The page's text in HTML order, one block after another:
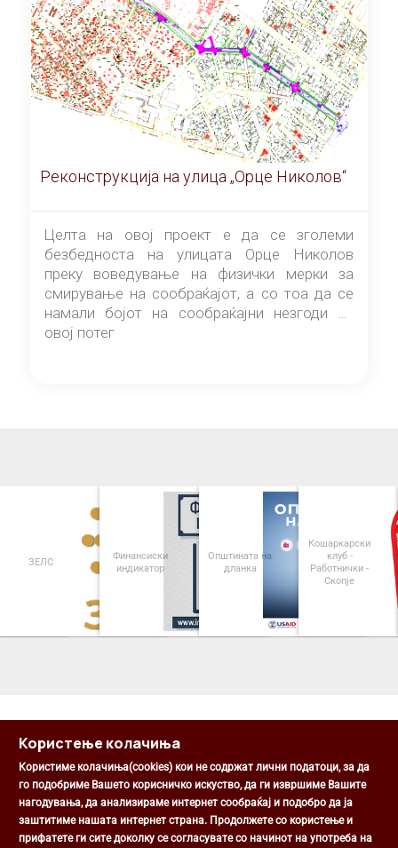
Реконструкција на улица „Орце Николов“
Целта на овој проект е да се зголеми
безбедноста на улицата Орце Николов
преку воведување на физички мерки за
смирување на сообраќајот, а со тоа да се
намали бојот на сообраќајни незгоди на
овој потег
ЗЕЛС
Финансиски
индикатор
Општината на
дланка
Кошаркарски
клуб -
Работнички -
Скопје
Општина Центар
Михаил Цоков бр. 1, Скопје
Користење колачиња
Користиме колачиња(cookies) кои не содржат лични податоци, за да
го подобриме Вашето корисничко искуство, да ги извршиме Вашите
нагодувања, да анализираме интернет сообраќај и подобро да ја
заштитиме нашата интернет страна. Продолжете со користење и
прифатете ги сите доколку се согласувате со начинот на употреба на